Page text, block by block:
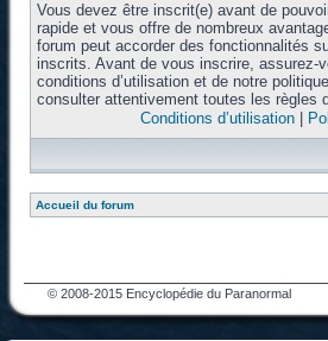
Vous devez être inscrit(e) avant de
rapide et vous offre de nombreux
forum peut accorder des fonctionnalités
inscrits. Avant de vous inscrire, assurez-
conditions d’utilisation et de notre
consulter attentivement toutes les règles
Conditions d’utilisation|
Accueil du forum
© 2008-2015 Encyclopédie du Paranormal